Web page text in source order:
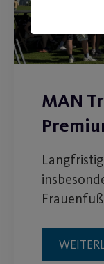
MAN